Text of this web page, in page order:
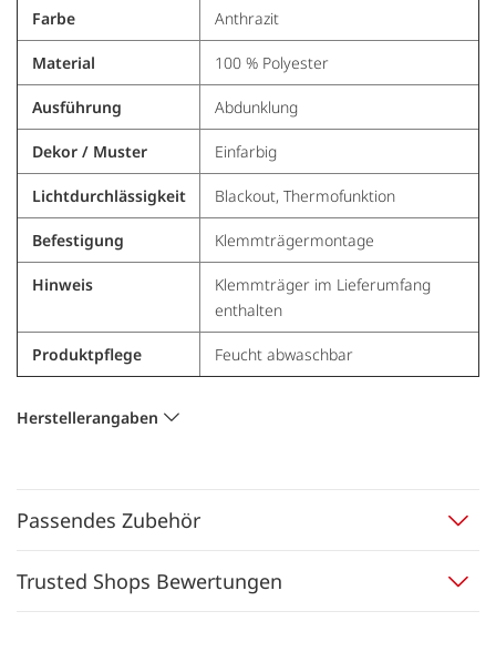
Farbe Anthrazit
Material 100 % Polyester
Ausführung Abdunklung
Dekor / Muster Einfarbig
Lichtdurchlässigkeit Blackout, Thermofunktion
Befestigung Klemmträgermontage
Hinweis
Klemmträger im Lieferumfang
enthalten
Produktpflege Feucht abwaschbar
Herstellerangaben
Passendes Zubehör
Trusted Shops Bewertungen